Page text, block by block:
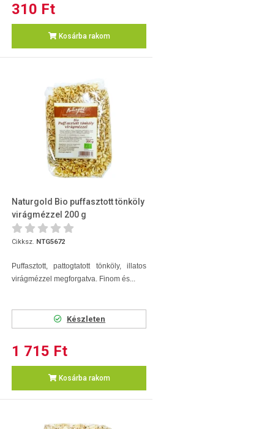
310 Ft
Kosárba rakom
Naturgold Bio puffasztott tönköly
virágmézzel 200 g
Cikksz. NTG5672
Puffasztott, pattogtatott tönköly, illatos
virágmézzel megforgatva. Finom és...
Készleten
1 715 Ft
Kosárba rakom